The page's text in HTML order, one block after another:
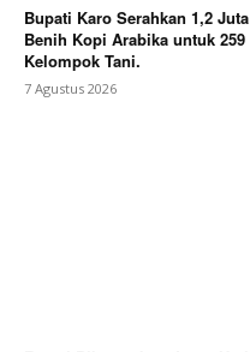
Company
Bupati Karo Serahkan 1,2 Juta
Benih Kopi Arabika untuk 259
Kelompok Tani.
7 Agustus 2026